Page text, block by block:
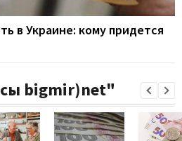
в Украине: кому придется
bigmir)net"